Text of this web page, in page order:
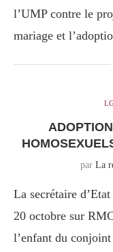
l’UMP contre le
mariage et
par La
La secrétaire
20 octobre sur
l’enfant du conjoint